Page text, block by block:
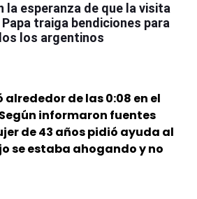
la esperanza de que la visita
traiga bendiciones para
los argentinos
alrededor de las 0:08 en el
informaron fuentes
de 43 años pidió ayuda al
se estaba ahogando y no